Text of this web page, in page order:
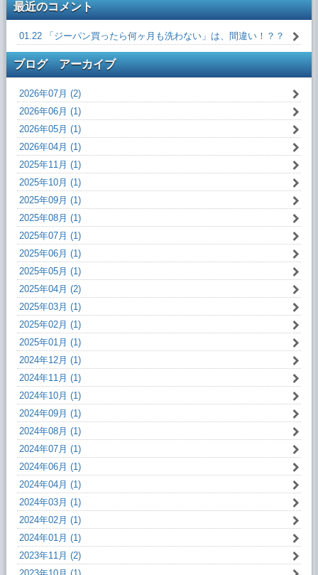
最近のコメント
01.22 「ジーパン買ったら何ヶ月も洗わない」は、間違い！？？
ブログ アーカイブ
2026年07月 (2)
2026年06月 (1)
2026年05月 (1)
2026年04月 (1)
2025年11月 (1)
2025年10月 (1)
2025年09月 (1)
2025年08月 (1)
2025年07月 (1)
2025年06月 (1)
2025年05月 (1)
2025年04月 (2)
2025年03月 (1)
2025年02月 (1)
2025年01月 (1)
2024年12月 (1)
2024年11月 (1)
2024年10月 (1)
2024年09月 (1)
2024年08月 (1)
2024年07月 (1)
2024年06月 (1)
2024年04月 (1)
2024年03月 (1)
2024年02月 (1)
2024年01月 (1)
2023年11月 (2)